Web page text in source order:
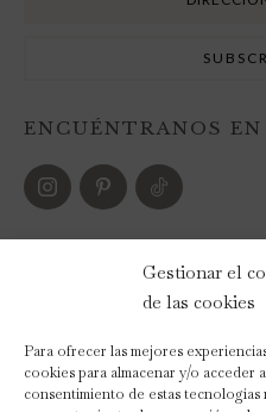
Gestionar el
de las cookies
Para ofrecer las mejores
cookies para almacenar y/o acceder
consentimiento de estas
ENCUÉNTRANOS EN